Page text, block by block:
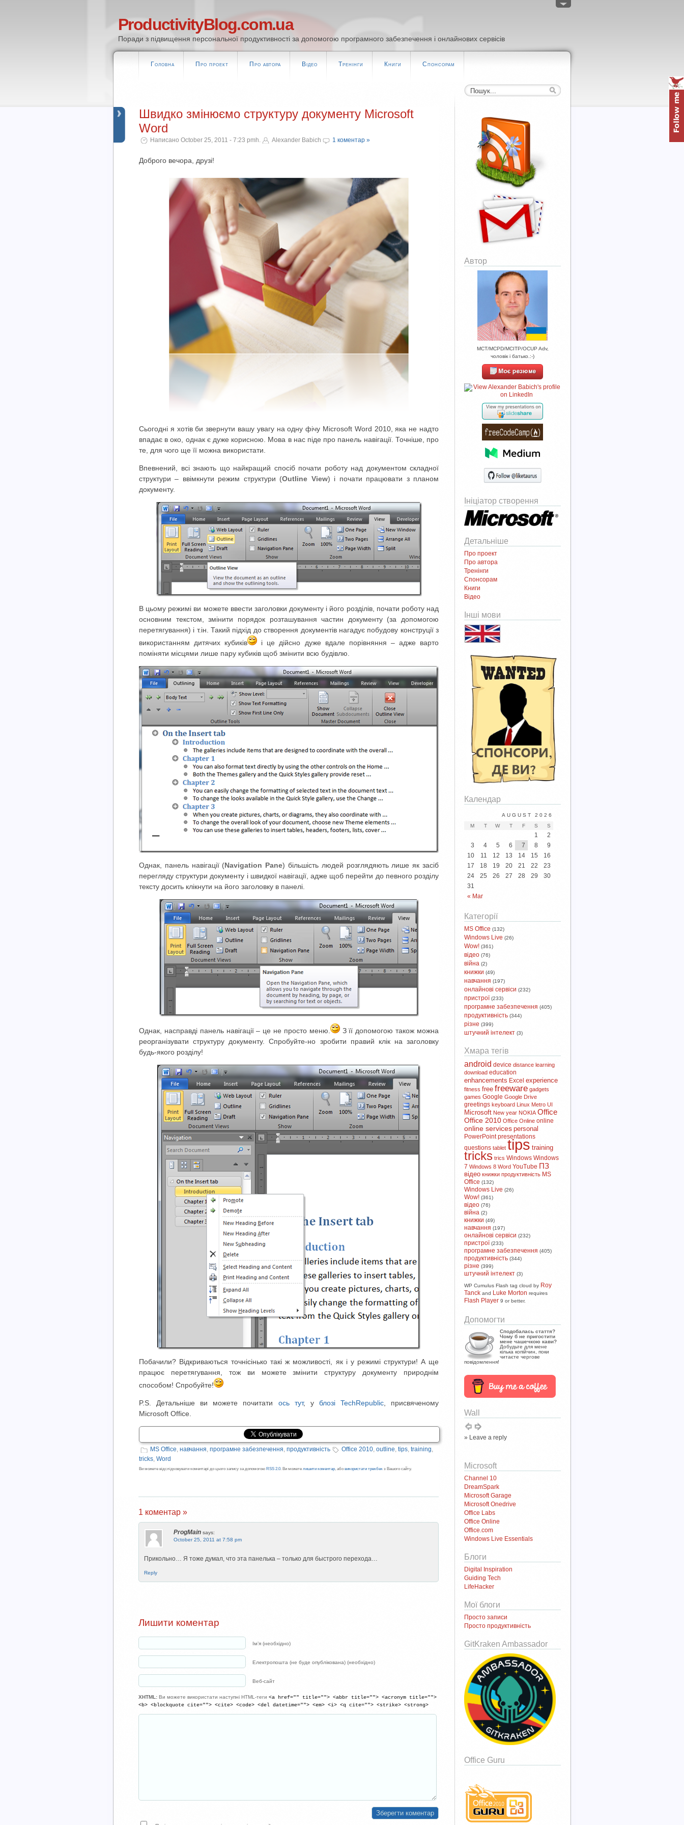
ProductivityBlog.com.ua
Поради з підвищення персональної продуктивності за допомогою програмного забезпечення і онлайнових сервісів
Головна Про проект Про автора Відео Тренінги Книги Спонсорам
Швидко змінюємо структуру документу Microsoft
Word
Написано October 25, 2011 - 7:23 pmh. Alexander Babich 1 коментар »
Доброго вечора, друзі!
Сьогодні я хотів би звернути вашу увагу на одну фічу Microsoft Word 2010, яка не надто
впадає в око, однак є дуже корисною. Мова в нас піде про панель навігації. Точніше, про
те, для чого ще її можна використати.
Впевнений, всі знають що найкращий спосіб почати роботу над документом складної
структури – ввімкнути режим структури (Outline View) і почати працювати з планом
документу.
В цьому режимі ви можете ввести заголовки документу і його розділів, почати роботу над
основним текстом, змінити порядок розташування частин документу (за допомогою
перетягування) і т.ін. Такий підхід до створення документів нагадує побудову конструції з
використанням дитячих кубиків
і це дійсно дуже вдале порівняння – адже варто
поміняти місцями лише пару кубиків щоб змінити всю будівлю.
Однак, панель навігації (Navigation Pane) більшість людей розглядяють лише як засіб
перегляду структури документу і швидкої навігації, адже щоб перейти до певного розділу
тексту досить клікнути на його заголовку в панелі.
Однак, насправді панель навігації – це не просто меню.
З її допомогою також можна
реорганізувати структуру документу. Спробуйте-но зробити правий клік на заголовку
будь-якого розділу!
Побачили? Відкриваються точнісінько такі ж можливості, як і у режимі структури! А ще
працює перетягування, тож ви можете змінити структуру документу природнім
способом! Спробуйте!
P.S. Детальніше ви можете почитати ось тут, у блозі TechRepublic, присвяченому
Microsoft Office.
MS Office, навчання, програмне забезпечення, продуктивність Office 2010, outline, tips, training,
tricks, Word
Ви можете відслідковувати коментарі до цього запису за допомогою RSS 2.0. Ви можете лишити коментар, або використати трекбек з Вашого сайту.
1 коментар »
ProgMain says:
October 25, 2011 at 7:58 pm
Прикольно… Я тоже думал, что эта панелька – только для быстрого перехода…
Reply
Лишити коментар
Ім’я (необхідно)
Електропошта (не буде опублікована) (необхідно)
Веб-сайт
XHTML: Ви можете використати наступні HTML-теги <a href="" title=""> <abbr title=""> <acronym title="">
<b> <blockquote cite=""> <cite> <code> <del datetime=""> <em> <i> <q cite=""> <strike> <strong>
Автор
MCT/MCPD/MCITP/OCUP Adv,
чоловік і батько.:-)
Ініціатор створення
Детальніше
Про проект
Про автора
Тренінги
Спонсорам
Книги
Відео
Інші мови
Календар
AUGUST 2026
M
T W T F S S
« Mar
1
2
3
4 5 6 7 8
9
10
11 12 13 14 15
16
17
18 19 20 21 22
23
24
25 26 27 28 29
30
31
Категорії
MS Office (132)
Windows Live (26)
Wow! (361)
відео (76)
війна (2)
книжки (49)
навчання (197)
онлайнові сервіси (232)
пристрої (233)
програмне забезпечення (405)
продуктивність (344)
різне (399)
штучний інтелект (3)
Хмара тегів
android device distance learning
download education
enhancements Excel experience
fitness free freeware gadgets
games Google Google Drive
greetings keyboard Linux Metro UI
Microsoft New year NOKIA Office
Office 2010 Office Online online
online services personal
PowerPoint presentations
questions tablet tips training
tricks trics Windows Windows
7 Windows 8 Word YouTube ПЗ
відео книжки продуктивність MS
Office (132)
Windows Live (26)
Wow! (361)
відео (76)
війна (2)
книжки (49)
навчання (197)
онлайнові сервіси (232)
пристрої (233)
програмне забезпечення (405)
продуктивність (344)
різне (399)
штучний інтелект (3)
WP Cumulus Flash tag cloud by Roy
Tanck and Luke Morton requires
Flash Player 9 or better.
Допомогти
Сподобалась стаття?
Чому б не пригостити
мене чашечкою кави?
Добудьте для мене
кілька копійчин, поки
читаєте чергове
повідомлення!
Wall
» Leave a reply
Microsoft
Channel 10
DreamSpark
Microsoft Garage
Microsoft Onedrive
Office Labs
Office Online
Office.com
Windows Live Essentials
Блоги
Digital Inspiration
Guiding Tech
LifeHacker
Мої блоги
Просто записи
Просто продуктивність
GitKraken Ambassador
Office Guru